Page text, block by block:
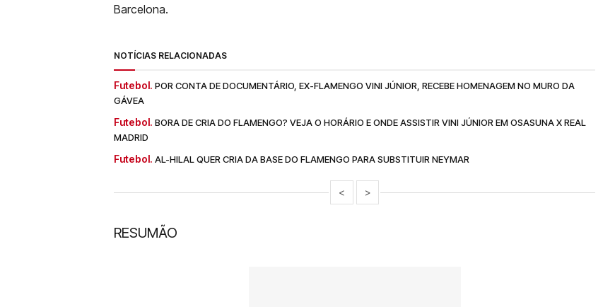
Barcelona.
NOTÍCIAS RELACIONADAS
Futebol. POR CONTA DE DOCUMENTÁRIO, EX-FLAMENGO VINI JÚNIOR, RECEBE HOMENAGEM NO MURO DA
GÁVEA
Futebol. BORA DE CRIA DO FLAMENGO? VEJA O HORÁRIO E ONDE ASSISTIR VINI JÚNIOR EM OSASUNA X REAL
MADRID
Futebol. AL-HILAL QUER CRIA DA BASE DO FLAMENGO PARA SUBSTITUIR NEYMAR
< >
RESUMÃO